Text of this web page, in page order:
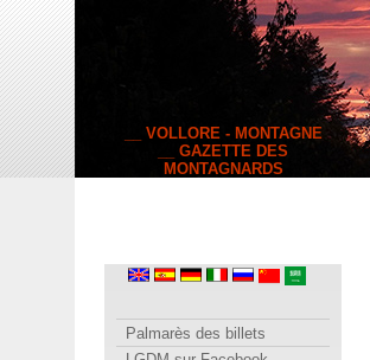
__ VOLLORE - MONTAGNE
__ GAZETTE DES
MONTAGNARDS
Palmarès des billets